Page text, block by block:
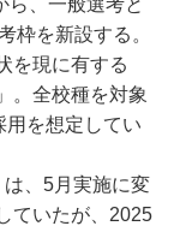
、一般選考と
枠を新設する。
を現に有する
。全校種を対象
用を想定してい
、5月実施に変
ていたが、2025